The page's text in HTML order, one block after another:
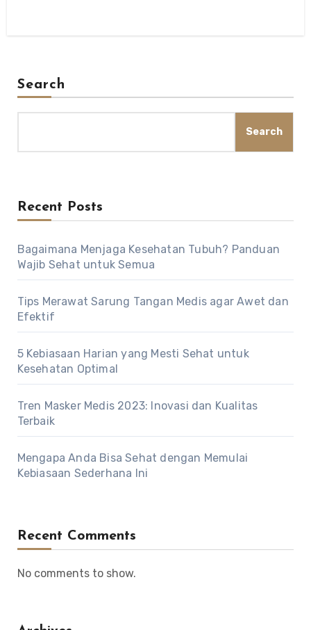
Search
Search
Recent Posts
Bagaimana Menjaga Kesehatan Tubuh? Panduan
Wajib Sehat untuk Semua
Tips Merawat Sarung Tangan Medis agar Awet dan
Efektif
5 Kebiasaan Harian yang Mesti Sehat untuk
Kesehatan Optimal
Tren Masker Medis 2023: Inovasi dan Kualitas
Terbaik
Mengapa Anda Bisa Sehat dengan Memulai
Kebiasaan Sederhana Ini
Recent Comments
No comments to show.